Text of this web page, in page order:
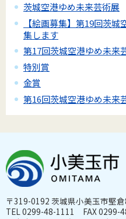
茨城空港ゆめ未来芸術展
【絵画募集】第19回茨
集します
第17回茨城空港ゆめ未来
特別賞
金賞
第16回茨城空港ゆめ未来
〒319-0192 茨城県小美玉市堅
TEL 0299-48-1111 FAX 0299-